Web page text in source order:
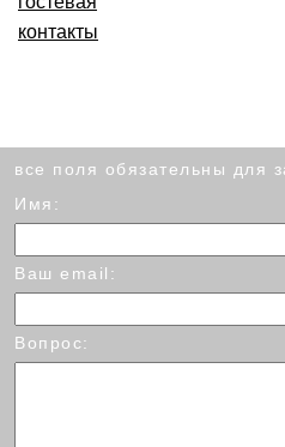
контакты
все поля обязательны для
Имя:
Ваш email:
Вопрос: